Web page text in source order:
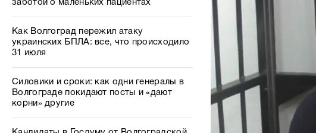
Силовики и сроки: как одни генералы в
Волгограде покидают посты и «дают
корни» другие
Кандидаты в Госдуму от Волгоградской
области померились миллионами
ОБЩЕСТВО 17.06.2019
В Волгограде начался